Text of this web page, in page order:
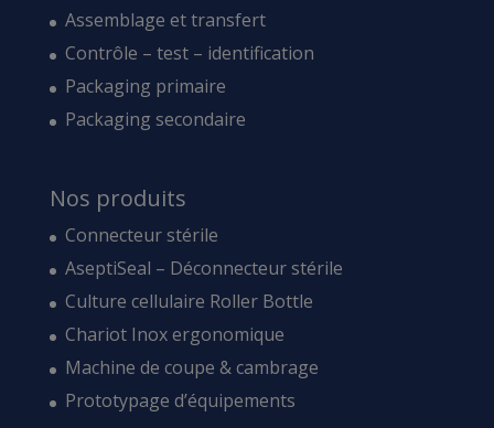
Assemblage et transfert
Contrôle – test – identification
Packaging primaire
Packaging secondaire
Nos produits
Connecteur stérile
AseptiSeal – Déconnecteur stérile
Culture cellulaire Roller Bottle
Chariot Inox ergonomique
Machine de coupe & cambrage
Prototypage d’équipements